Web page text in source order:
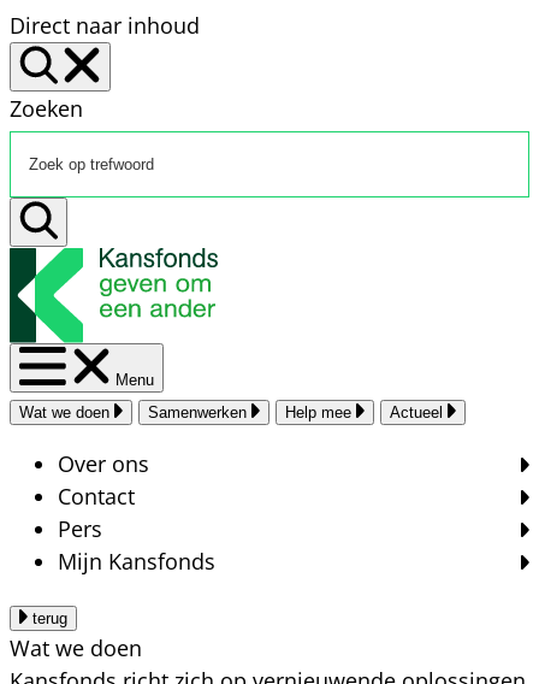
Direct naar inhoud
Zoeken
Menu
Wat we doen
Samenwerken Help mee Actueel
Over ons
Contact
Pers
Mijn Kansfonds
terug
Wat we doen